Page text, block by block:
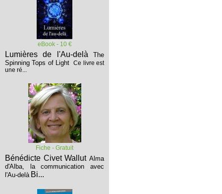
eBook - 10 €
Lumières de l'Au-delà The
Spinning Tops of Light Ce livre est
une ré...
Fiche - Gratuit
Bénédicte Civet Wallut Alma
d'Alba, la communication avec
l'Au-delà Bi...